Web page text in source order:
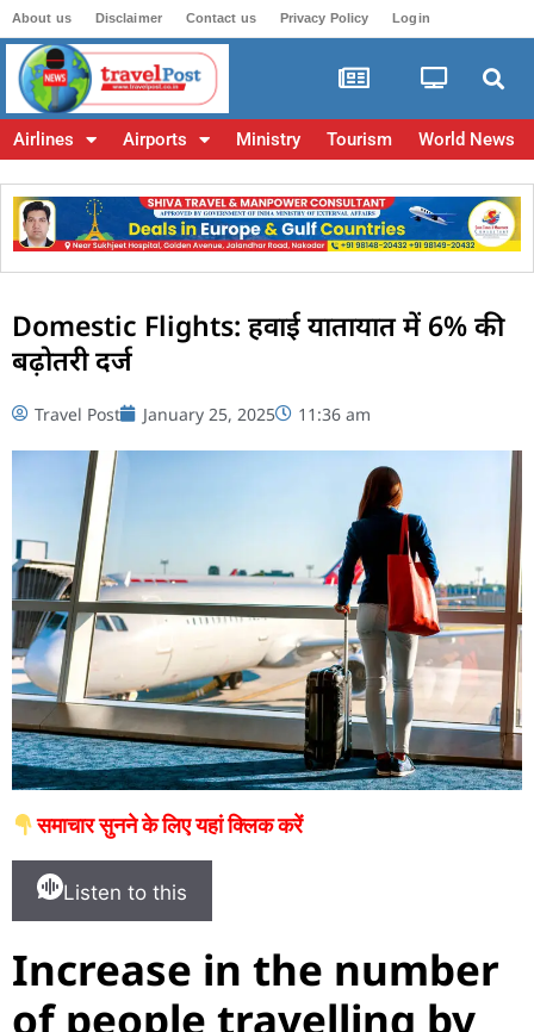
About us Disclaimer Contact us Privacy Policy Login
Airlines Airports Ministry Tourism World News
Domestic Flights: हवाई यातायात में 6% की
बढ़ोतरी दर्ज
Travel Post January 25, 2025 11:36 am
समाचार सुनने के लिए यहां क्लिक करें
Listen to this
Increase in the number
of people travelling by